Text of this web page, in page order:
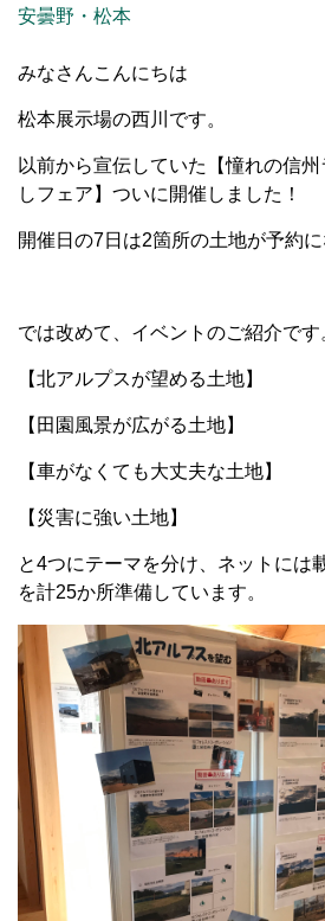
安曇野・松本
みなさんこんにちは
松本展示場の西川です。
以前から宣伝していた【憧れの信
しフェア】ついに開催しました！
開催日の7日は2箇所の土地が予約に
では改めて、イベントのご紹介です
【北アルプスが望める土地】
【田園風景が広がる土地】
【車がなくても大丈夫な土地】
【災害に強い土地】
と4つにテーマを分け、ネットには
を計25か所準備しています。